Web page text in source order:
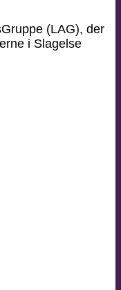
(LAG), der
i Slagelse